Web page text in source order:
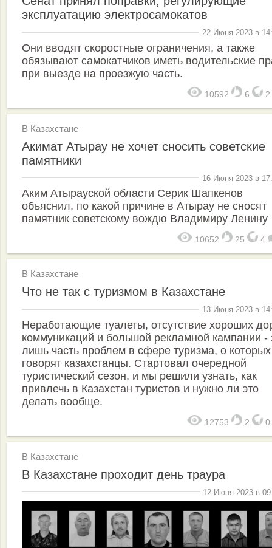
эксплуатацию электросамокатов
22 Июня 2023 в
Они вводят скоростные ограничения, а также
обязывают самокатчиков иметь водительские
при выезде на проезжую часть.
10592 6 2
В Казахстане
Акимат Атырау не хочет сносить советские
памятники
16 Июня 2023 в
Аким Атырауской области Серик Шапкенов
объяснил, по какой причине в Атырау не сносят
памятник советскому вождю Владимиру Ленину
10652 25 4
В Казахстане
Что не так с туризмом в Казахстане
13 Июня 2023 в
Неработающие туалеты, отсутствие хороших
коммуникаций и большой рекламной кампании -
лишь часть проблем в сфере туризма, о которых
говорят казахстанцы. Стартовал очередной
туристический сезон, и мы решили узнать, как
привлечь в Казахстан туристов и нужно ли это
делать вообще.
12753 2 0
В Казахстане
В Казахстане проходит день траура
12 Июня 2023 в